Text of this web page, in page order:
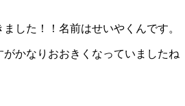
した！！名前はせいやくんです。
かなりおおきくなっていましたね